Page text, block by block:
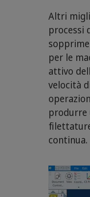
Altri
processi
per le
attivo
velocità
produrre
continua.